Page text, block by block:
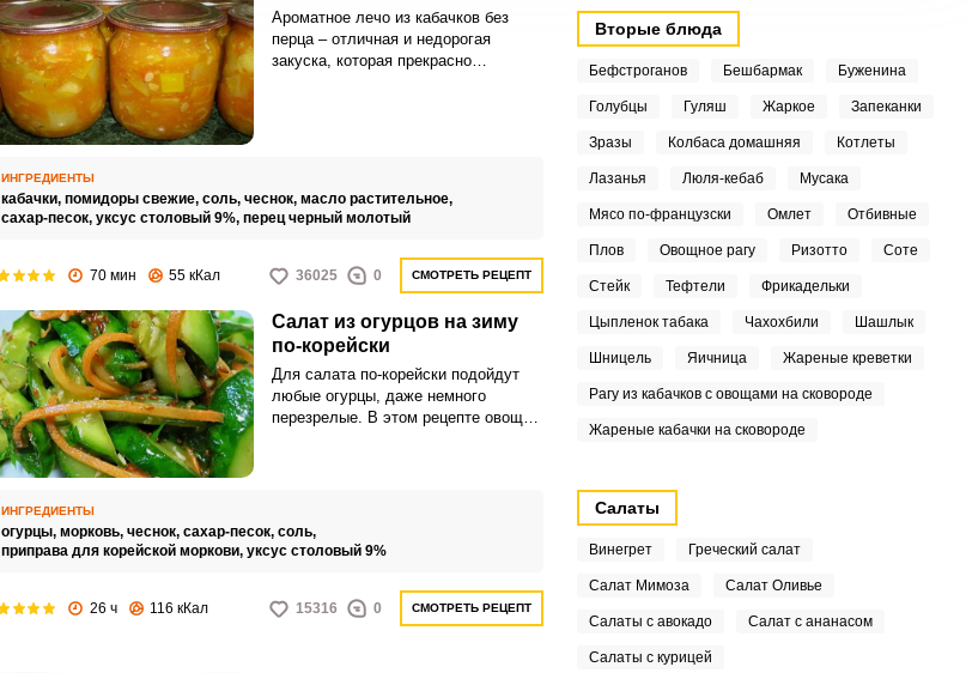
Ароматное лечо из кабачков без
перца – отличная и недорогая
закуска, которая прекрасно
ИНГРЕДИЕНТЫ
кабачки, помидоры свежие, соль, чеснок, масло растительное,
сахар-песок, уксус столовый 9%, перец черный молотый
70 мин 55 кКал 36025 0 СМОТРЕТЬ РЕЦЕПТ
Салат из огурцов на зиму
по-корейски
Для салата по-корейски подойдут
любые огурцы, даже немного
перезрелые. В этом рецепте овощи
ИНГРЕДИЕНТЫ
огурцы, морковь, чеснок, сахар-песок, соль,
приправа для корейской моркови, уксус столовый 9%
26 ч 116 кКал 15316 0 СМОТРЕТЬ РЕЦЕПТ
Вторые блюда
Бефстроганов Бешбармак Буженина
Голубцы Гуляш Жаркое Запеканки
Зразы Колбаса домашняя Котлеты
Лазанья Люля-кебаб Мусака
Мясо по-французски Омлет Отбивные
Плов Овощное рагу Ризотто Соте
Стейк Тефтели Фрикадельки
Цыпленок табака Чахохбили Шашлык
Шницель Яичница Жареные креветки
Рагу из кабачков с овощами на сковороде
Жареные кабачки на сковороде
Салаты
Винегрет Греческий салат
Салат Мимоза Салат Оливье
Салаты с авокадо Салат с ананасом
Салаты с курицей